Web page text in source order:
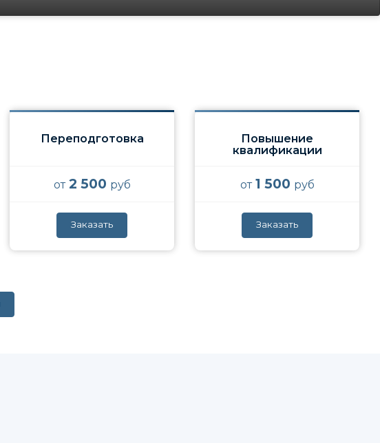
Переподготовка
от2 500 руб
Заказать
Повышение
квалификации
от1 500 руб
Заказать